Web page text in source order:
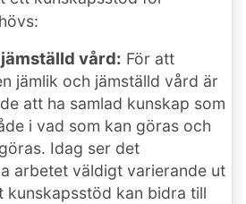
vård: För att
jämlik och jämställd vård är
att ha samlad kunskap som
i vad som kan göras och
Idag ser det
arbetet väldigt varierande ut
kunskapsstöd kan bidra till